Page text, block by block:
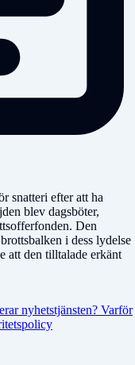
snatteri efter att ha
blev dagsböter,
Den
i dess lydelse
att den tilltalade erkänt
nyhetstjänsten? Varför